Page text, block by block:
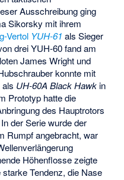
Ausschreibung ging
Sikorsky mit ihrem
Vertol YUH-61 als Sieger
drei YUH-60 fand am
James Wright und
konnte mit
UH-60A Black Hawk in
Prototyp hatte die
des Hauptrotors
der Serie wurde der
Rumpf angebracht, war
Höhenflosse zeigte
Tendenz, die Nase